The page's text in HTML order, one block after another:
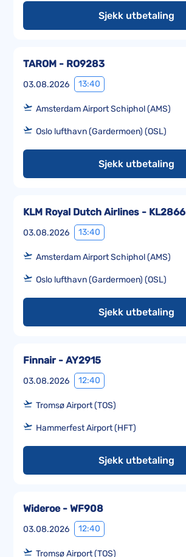
Sjekk utbetaling
03.08.2026 13:40
TAROM - RO9283
Amsterdam Airport Schiphol (AMS)
Oslo lufthavn (Gardermoen) (OSL)
Sjekk utbetaling
03.08.2026 13:40
KLM Royal Dutch Airlines - KL2866
Amsterdam Airport Schiphol (AMS)
Oslo lufthavn (Gardermoen) (OSL)
Sjekk utbetaling
03.08.2026 12:40
Finnair - AY2915
Tromsø Airport (TOS)
Hammerfest Airport (HFT)
Sjekk utbetaling
03.08.2026 12:40
Wideroe - WF908
Tromsø Airport (TOS)